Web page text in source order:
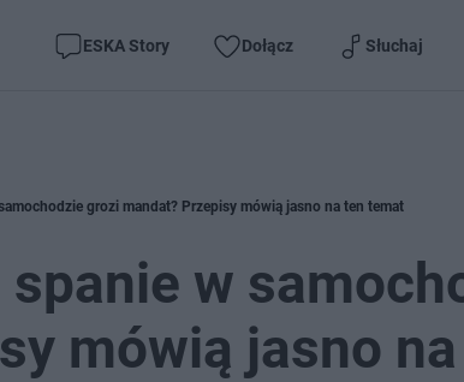
ESKA Story Dołącz Słuchaj
grozi mandat? Przepisy mówią jasno na ten temat
spanie w
mówią jasno